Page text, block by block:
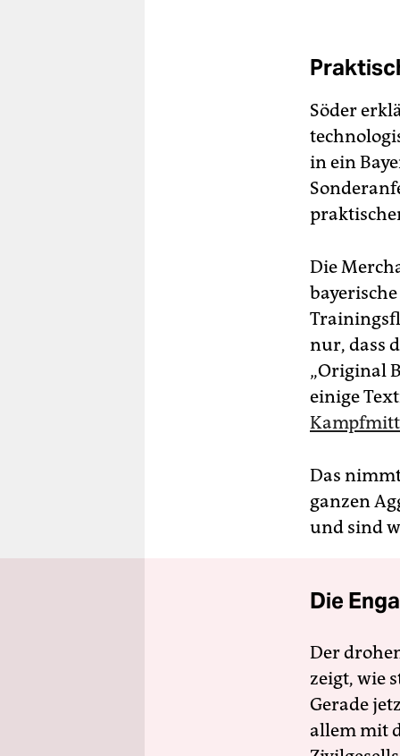
Söder
in ein
Die
nur, dass
„Original
einige
Das
ganzen
und sind
Die
Der
zeigt, wie
Gerade
allem mit